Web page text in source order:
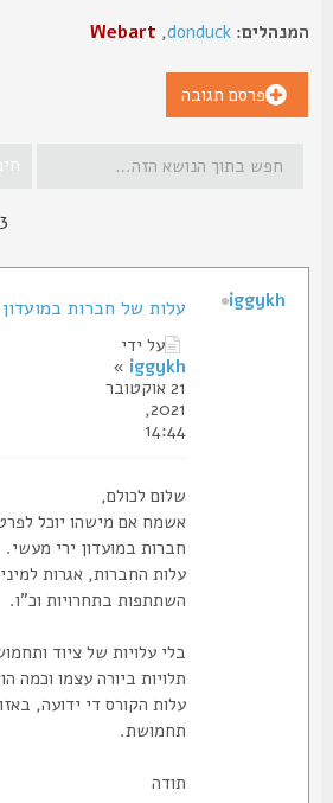
donduck
,
Webart
פרסם תגובה
עלות של חברות במועדון
על ידי
iggykh
»
21 אוקטובר
2021,
14:44
שלום לכולם,
אשמח אם מישהו יוכל לפרט את
חברות במועדון ירי מעשי.
עלות החברות, אגרות למיניהן
השתתפות בתחרויות וכ"ו.
בלי עלויות של ציוד ותחמושת,
תלויות ביורה עצמו וכמה הוא
תחמושת.
iggykh